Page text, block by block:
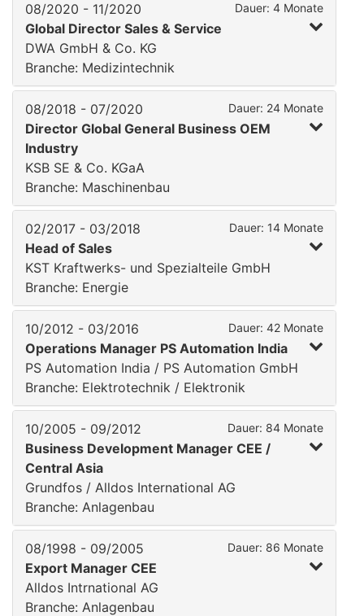
08/2020 - 11/2020 Dauer: 4 Monate
Global Director Sales & Service
DWA GmbH & Co. KG
Branche: Medizintechnik
08/2018 - 07/2020 Dauer: 24 Monate
Director Global General Business OEM
Industry
KSB SE & Co. KGaA
Branche: Maschinenbau
02/2017 - 03/2018 Dauer: 14 Monate
Head of Sales
KST Kraftwerks- und Spezialteile GmbH
Branche: Energie
10/2012 - 03/2016 Dauer: 42 Monate
Operations Manager PS Automation India
PS Automation India / PS Automation GmbH
Branche: Elektrotechnik / Elektronik
10/2005 - 09/2012 Dauer: 84 Monate
Business Development Manager CEE /
Central Asia
Grundfos / Alldos International AG
Branche: Anlagenbau
08/1998 - 09/2005 Dauer: 86 Monate
Export Manager CEE
Alldos Intrnational AG
Branche: Anlagenbau